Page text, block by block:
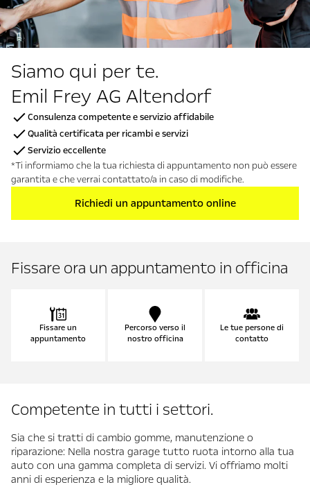
Siamo qui per te.
Emil Frey AG Altendorf
Consulenza competente e servizio affidabile
Qualità certificata per ricambi e servizi
Servizio eccellente
*Ti informiamo che la tua richiesta di appuntamento non può essere
garantita e che verrai contattato/a in caso di modifiche.
Richiedi un appuntamento online
Fissare ora un appuntamento in officina
Fissare un
appuntamento
Percorso verso il
nostro officina
Le tue persone di
contatto
Competente in tutti i settori.
Sia che si tratti di cambio gomme, manutenzione o
riparazione: Nella nostra garage tutto ruota intorno alla tua
auto con una gamma completa di servizi. Vi offriamo molti
anni di esperienza e la migliore qualità.